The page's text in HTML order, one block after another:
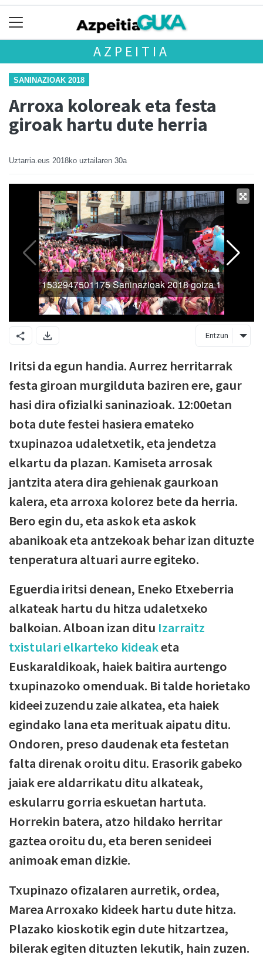
AZPEITIA
SANINAZIOAK 2018
Arroxa koloreak eta festa
giroak hartu dute herria
Uztarria.eus 2018ko uztailaren 30a
Entzun
Iritsi da egun handia. Aurrez herritarrak
festa giroan murgilduta baziren ere, gaur
hasi dira ofizialki saninazioak. 12:00etan
bota dute festei hasiera emateko
txupinazoa udaletxetik, eta jendetza
elkartu da plazan. Kamiseta arrosak
jantzita atera dira gehienak gaurkoan
kalera, eta arroxa kolorez bete da herria.
Bero egin du, eta askok eta askok
abanikoak eta antzekoak behar izan dituzte
tenperatura altuari aurre egiteko.
Eguerdia iritsi denean, Eneko Etxeberria
alkateak hartu du hitza udaletxeko
balkoian. Alboan izan ditu Izarraitz
txistulari elkarteko kideaketa
Euskaraldikoak, haiek baitira aurtengo
txupinazoko omenduak. Bi talde horietako
kideei zuzendu zaie alkatea, eta haiek
egindako lana eta merituak aipatu ditu.
Ondoren, preso daudenak eta festetan
falta direnak oroitu ditu. Erasorik gabeko
jaiak ere aldarrikatu ditu alkateak,
eskularru gorria eskuetan hartuta.
Horrekin batera, atzo hildako herritar
gaztea oroitu du, eta beren senideei
animoak eman dizkie.
Txupinazo ofizalaren aurretik, ordea,
Marea Arroxako kideek hartu dute hitza.
Plazako kioskotik egin dute hitzartzea,
bilerak egiten dituzten lekutik, hain zuzen.